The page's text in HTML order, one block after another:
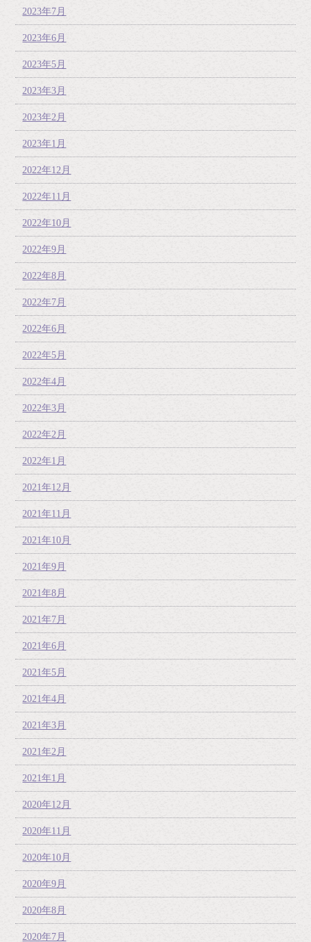
2023年7月
2023年6月
2023年5月
2023年3月
2023年2月
2023年1月
2022年12月
2022年11月
2022年10月
2022年9月
2022年8月
2022年7月
2022年6月
2022年5月
2022年4月
2022年3月
2022年2月
2022年1月
2021年12月
2021年11月
2021年10月
2021年9月
2021年8月
2021年7月
2021年6月
2021年5月
2021年4月
2021年3月
2021年2月
2021年1月
2020年12月
2020年11月
2020年10月
2020年9月
2020年8月
2020年7月